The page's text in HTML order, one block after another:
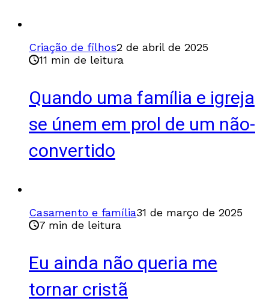
Criação de filhos2 de abril de 2025
11 min de leitura
Quando uma família e igreja
se únem em prol de um não-
convertido
Casamento e família31 de março de 2025
7 min de leitura
Eu ainda não queria me
tornar cristã